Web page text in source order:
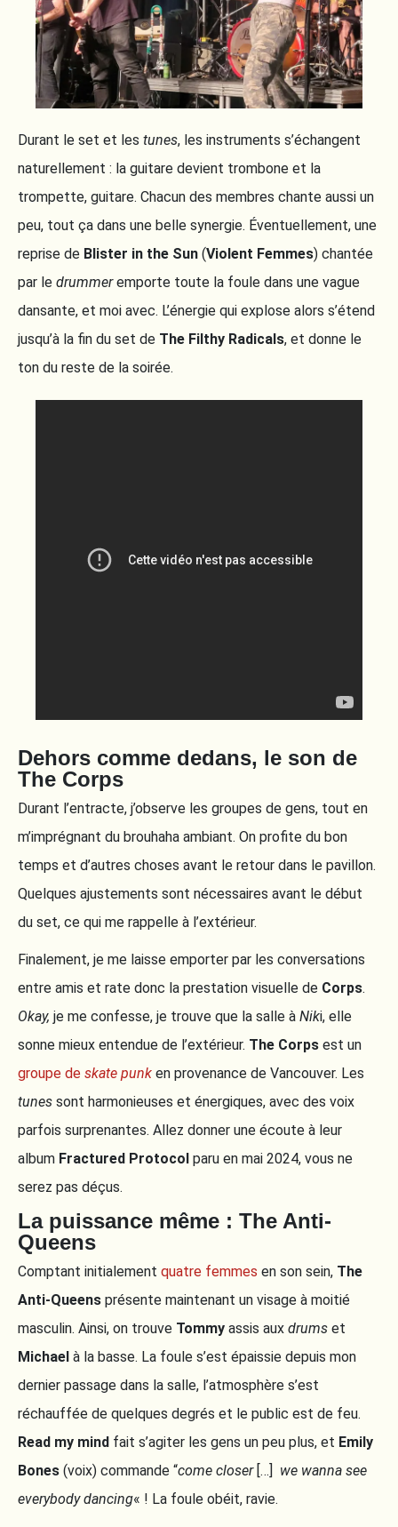
Durant le set et les tunes, les instruments s’échangent
naturellement : la guitare devient trombone et la
trompette, guitare. Chacun des membres chante aussi un
peu, tout ça dans une belle synergie. Éventuellement, une
reprise de Blister in the Sun (Violent Femmes) chantée
par le drummeremporte toute la foule dans une vague
dansante, et moi avec. L’énergie qui explose alors s’étend
jusqu’à la fin du set de The Filthy Radicals, et donne le
ton du reste de la soirée.
Dehors comme dedans, le son de
The Corps
Durant l’entracte, j’observe les groupes de gens, tout en
m’imprégnant du brouhaha ambiant. On profite du bon
temps et d’autres choses avant le retour dans le pavillon.
Quelques ajustements sont nécessaires avant le début
du set, ce qui me rappelle à l’extérieur.
Finalement, je me laisse emporter par les conversations
entre amis et rate donc la prestation visuelle de Corps.
Okay, je me confesse, je trouve que la salle à Niki, elle
sonne mieux entendue de l’extérieur. The Corps est un
groupe de skate punk en provenance de Vancouver. Les
tunes sont harmonieuses et énergiques, avec des voix
parfois surprenantes. Allez donner une écoute à leur
album Fractured Protocol paru en mai 2024, vous ne
serez pas déçus.
La puissance même : The Anti-
Queens
Comptant initialement quatre femmes en son sein, The
Anti-Queens présente maintenant un visage à moitié
masculin. Ainsi, on trouve Tommy assis aux drums et
Michael à la basse. La foule s’est épaissie depuis mon
dernier passage dans la salle, l’atmosphère s’est
réchauffée de quelques degrés et le public est de feu.
Read my mind fait s’agiter les gens un peu plus, et Emily
Bones (voix) commande “come closer[…] we wanna see
everybody dancing« ! La foule obéit, ravie.